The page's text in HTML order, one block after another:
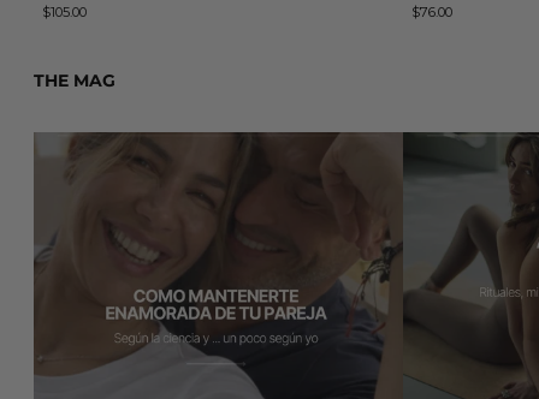
$105.00 $76.00
THE MAG
Leer más: Cómo mantenerte enamorado de tu pareja
Leer más: